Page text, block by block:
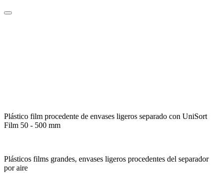
Plástico film procedente de envases ligeros separado con UniSort
Film 50 - 500 mm
Plásticos films grandes, envases ligeros procedentes del separador
por aire